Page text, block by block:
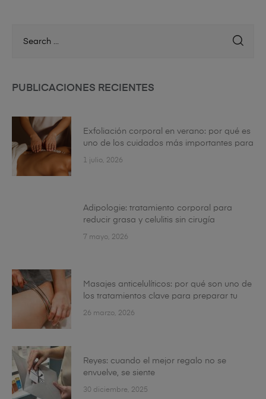
PUBLICACIONES RECIENTES
Exfoliación corporal en verano: por qué es
uno de los cuidados más importantes para
tu piel
1 julio, 2026
Adipologie: tratamiento corporal para
reducir grasa y celulitis sin cirugía
7 mayo, 2026
Masajes anticelulíticos: por qué son uno de
los tratamientos clave para preparar tu
cuerpo esta primavera
26 marzo, 2026
Reyes: cuando el mejor regalo no se
envuelve, se siente
30 diciembre, 2025